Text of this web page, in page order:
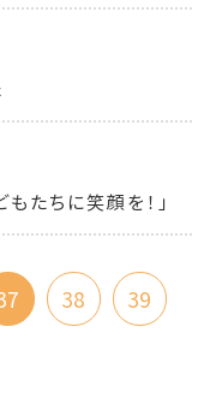
たちに笑顔を！」
38 39